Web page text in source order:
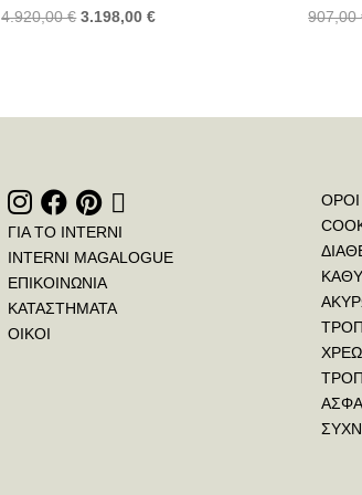
4.920,00€ 3.198,00€ 907,00
ΓΙΑ ΤΟ INTERNI
INTERNI MAGALOGUE
ΕΠΙΚΟΙΝΩΝΙΑ
ΚΑΤΑΣΤΗΜΑΤΑ
ΟΙΚΟΙ